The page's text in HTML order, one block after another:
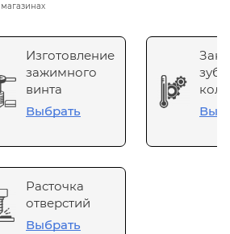
магазинах
Изготовление
зажимного
винта
Выбрать
Расточка
отверстий
Выбрать